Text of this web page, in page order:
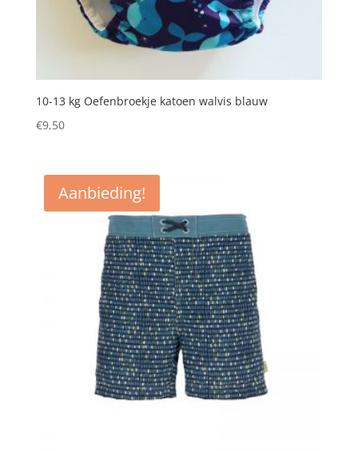
10-13 kg Oefenbroekje katoen walvis blauw
€9,50
Aanbieding!